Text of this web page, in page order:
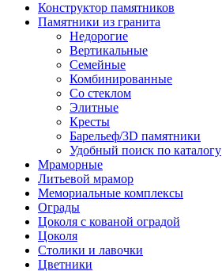
Конструктор памятников
Памятники из гранита
Недорогие
Вертикальные
Семейные
Комбинированные
Со стеклом
Элитные
Кресты
Барельеф/3D памятники
Удобный поиск по каталогу
Мраморные
Литьевой мрамор
Мемориальные комплексы
Ограды
Цоколя с кованой оградой
Цоколя
Столики и лавочки
Цветники